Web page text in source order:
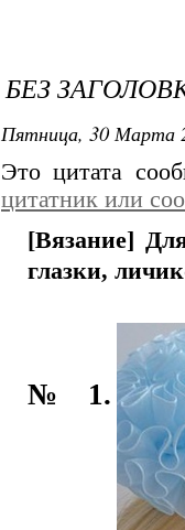
БЕЗ
Пятница, 30 Марта
Это цитата
цитатник или
[Вязание]
глазки,
№ 1.